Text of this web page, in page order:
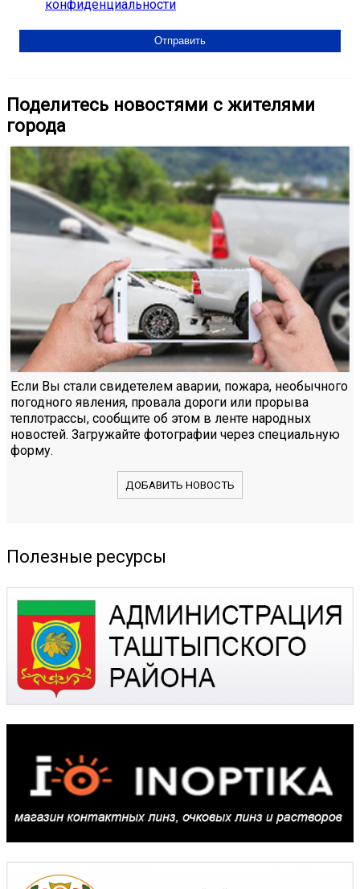
конфиденциальности
Поделитесь новостями с жителями
города
Если Вы стали свидетелем аварии, пожара, необычного
погодного явления, провала дороги или прорыва
теплотрассы, сообщите об этом в ленте народных
новостей. Загружайте фотографии через специальную
форму.
ДОБАВИТЬ НОВОСТЬ
Полезные ресурсы